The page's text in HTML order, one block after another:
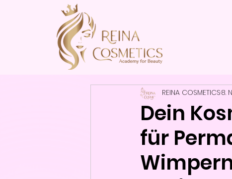
Dein
für
REINA COSMETICS8.